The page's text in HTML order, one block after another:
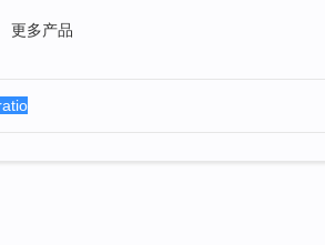
更多产品